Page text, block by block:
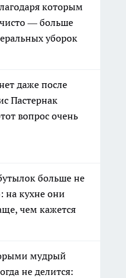
которым
чисто — больше
уборок
даже после
Пастернак
вопрос очень
больше не
на кухне они
чем кажется
мудрый
не делится: